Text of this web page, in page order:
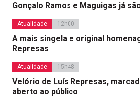
Gonçalo Ramos e Maguigas já
Atualidade 12h00
A mais singela e original
Represas
Atualidade 15h48
Velório de Luís Represas,
aberto ao público